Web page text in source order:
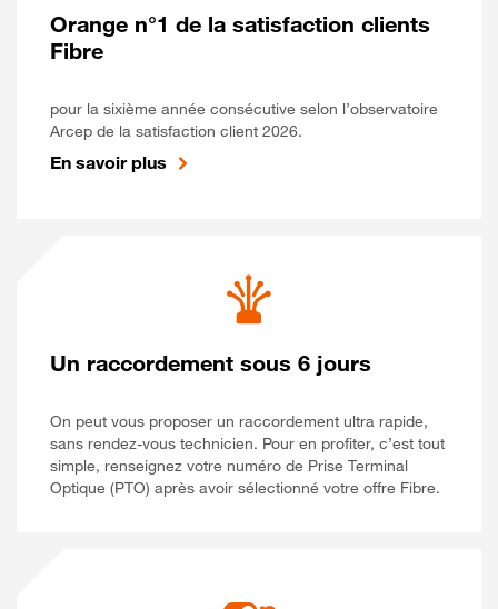
Orange n°1 de la satisfaction clients
Fibre
pour la sixième année consécutive selon l’observatoire
Arcep de la satisfaction client 2026.
En savoir plus
Un raccordement sous 6 jours
On peut vous proposer un raccordement ultra rapide,
sans rendez-vous technicien. Pour en profiter, c’est tout
simple, renseignez votre numéro de Prise Terminal
Optique (PTO) après avoir sélectionné votre offre Fibre.